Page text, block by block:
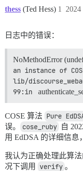
thess (Ted Hess) 1
日志中的错误：
NoMethodError
an instance of
lib/
99:in
COSE 算法 Pure
误。
cose_ruby 自
用 EdDSA 的详细信息
我认为正确处理此算
况下调用
verify 。